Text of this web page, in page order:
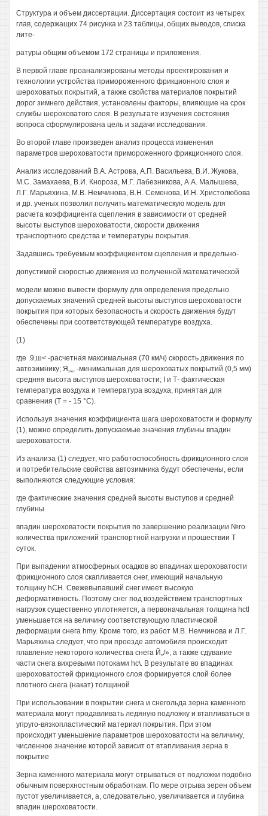
Структура и объем диссертации. Диссертация состоит из четырех
глав, содержащих 74 рисунка и 23 таблицы, общих выводов, списка
лите-
ратуры общим объемом 172 страницы и приложения.
В первой главе проанализированы методы проектирования и
технологии устройства примороженного фрикционного слоя и
шероховатых покрытий, а также свойства материалов покрытий
дорог зимнего действия, установлены факторы, влияющие на срок
службы шероховатого слоя. В результате изучения состояния
вопроса сформулирована цель и задачи исследования.
Во второй главе произведен анализ процесса изменения
параметров шероховатости примороженного фрикционного слоя.
Анализ исследований В.А. Астрова, А.П. Васильева, В.И. Жукова,
М.С. Замахаева, В.И. Кнороза, М.Г. Лабезникова, А.А. Малышева,
Л.Г. Марьяхина, М.В. Немчинова, В.Н. Семенова, И.Н. Христолюбова
и др. ученых позволил получить математическую модель для
расчета коэффициента сцепления в зависимости от средней
высоты выступов шероховатости, скорости движения
транспортного средства и температуры покрытия.
Задавшись требуемым коэффициентом сцепления и предельно-
допустимой скоростью движения из полученной математической
модели можно вывести формулу для определения предельно
допускаемых значений средней высоты выступов шероховатости
покрытия при которых безопасность и скорость движения будут
обеспечены при соответствующей температуре воздуха.
(1)
где .9,ш< -расчетная максимальная (70 км/ч) скорость движения по
автозимнику; Я„„, -минимальная для шероховатых покрытий (0,5 мм)
средняя высота выступов шероховатости; I и Т- фактическая
температура воздуха и температура воздуха, принятая для
сравнения (Т = - 15 °С).
Используя значения коэффициента шага шероховатости и формулу
(1), можно определить допускаемые значения глубины впадин
шероховатости.
Из анализа (1) следует, что работоспособность фрикционного слоя
и потребительские свойства автозимника будут обеспечены, если
выполняются следующие условия:
где фактические значения средней высоты выступов и средней
глубины
впадин шероховатости покрытия по завершению реализации №го
количества приложений транспортной нагрузки и прошествии Т
суток.
При выпадении атмосферных осадков во впадинах шероховатости
фрикционного слоя скапливается снег, имеющий начальную
толщину hCH. Свежевыпавший снег имеет высокую
деформативность. Поэтому снег под воздействием транспортных
нагрузок существенно уплотняется, а первоначальная толщина hctl
уменьшается на величину соответствующую пластической
деформации снега hmy. Кроме того, из работ М.В. Немчинова и Л.Г.
Марьяхина следует, что при проезде автомобиля происходит
плавление некоторого количества снега Й„/», а также сдувание
части снега вихревыми потоками hc\. В результате во впадинах
шероховатостей фрикционного слоя формируется слой более
плотного снега (накат) толщиной
При использовании в покрытии снега и снегольда зерна каменного
материала могут продавливать ледяную подложку и втапливаться в
упруго-вязкопластический материал покрытия. При этом
происходит уменьшение параметров шероховатости на величину,
численное значение которой зависит от втапливания зерна в
покрытие
Зерна каменного материала могут отрываться от подложки подобно
обычным поверхностным обработкам. По мере отрыва зерен объем
пустот увеличивается, а, следовательно, увеличивается и глубина
впадин шероховатости.